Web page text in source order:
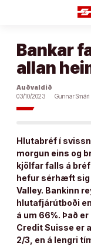
Bankar
allan
Auðvaldið
03/10/2023
Gunnar Smári
Hlutabréf í
morgun eins og
kjölfar falls á
hefur sérhæft
Valley. Bankinn
hlutafjárútboði
á um 66%. Það
Credit Suisse er
2/3, en á lengri